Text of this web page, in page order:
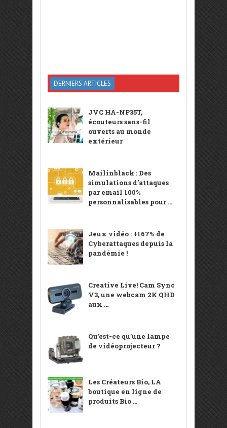
DERNIERS ARTICLES
JVC HA-NP35T,
écouteurs sans-fil
ouverts au monde
extérieur
Mailinblack : Des
simulations d’attaques
par email 100%
personnalisables pour ...
Jeux vidéo : +167% de
Cyberattaques depuis la
pandémie !
Creative Live! Cam Sync
V3, une webcam 2K QHD
aux ...
Qu’est-ce qu’une lampe
de vidéoprojecteur ?
Les Créateurs Bio, LA
boutique en ligne de
produits Bio ...